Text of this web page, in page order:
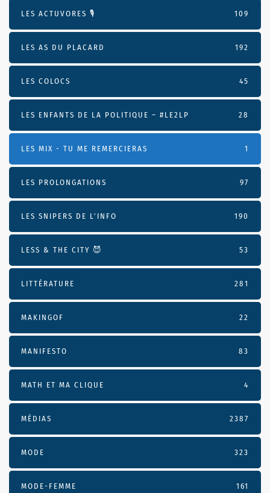
LES ACTUVORES 🎙 109
LES AS DU PLACARD 192
LES COLOCS 45
LES ENFANTS DE LA POLITIQUE – #LE2LP 28
LES MIX - TU ME REMERCIERAS 1
LES PROLONGATIONS 97
LES SNIPERS DE L’INFO 190
LESS & THE CITY 😈 53
LITTÉRATURE 281
MAKINGOF 22
MANIFESTO 83
MATH ET MA CLIQUE 4
MÉDIAS 2387
MODE 323
MODE-FEMME 161